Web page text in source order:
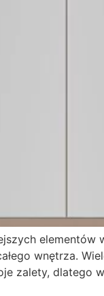
wnętrza.
zalety, dlatego